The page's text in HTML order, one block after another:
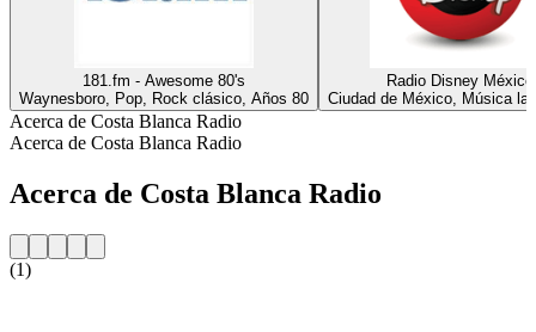
181.fm - Awesome 80's
Waynesboro, Pop, Rock clásico, Años 80
Radio Disney México
Ciudad de México, Música
Acerca de Costa Blanca Radio
Acerca de Costa Blanca Radio
Acerca de Costa Blanca Radio
(1)